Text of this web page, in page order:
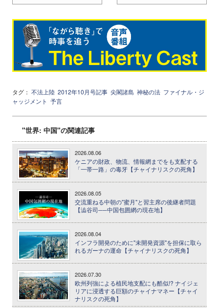
タグ： 不法上陸 2012年10月号記事 尖閣諸島 神秘の法 ファイナル・ジ
ャッジメント 予言
"世界: 中国"の関連記事
2026.08.06
ケニアの財政、物流、情報網までをも支配する
「一帯一路」の毒牙【チャイナリスクの死角】
2026.08.05
交流重ねる中朝の"蜜月"と習主席の後継者問題
【澁谷司──中国包囲網の現在地】
2026.08.04
インフラ開発のために"未開発資源"を担保に取ら
れるガーナの運命【チャイナリスクの死角】
2026.07.30
欧州列強による植民地支配にも酷似!? ナイジェ
リアに浸透する巨額のチャイナマネー【チャイ
ナリスクの死角】